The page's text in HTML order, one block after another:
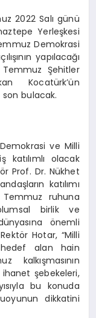
2022 Salı günü
Yerleşkesi
Demokrasi
yapılacağı
Temmuz Şehitler
Kocatürk’ün
bulacak.
ve Milli
katılımlı olacak
Prof. Dr. Nükhet
katılımı
ruhuna
birlik ve
önemli
Hotar, “Milli
alan hain
kalkışmasının
şebekeleri,
bu konuda
dikkatini